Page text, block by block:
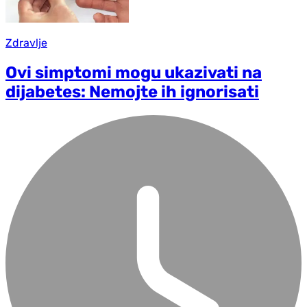
Zdravlje
Ovi simptomi mogu ukazivati na
dijabetes: Nemojte ih ignorisati